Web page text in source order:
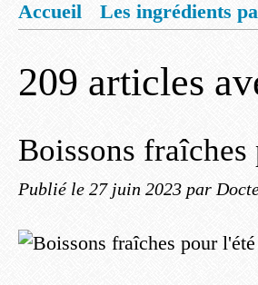
Accueil
Les ingrédients
209 articles
Boissons fraîches
Publié le 27 juin 2023 par